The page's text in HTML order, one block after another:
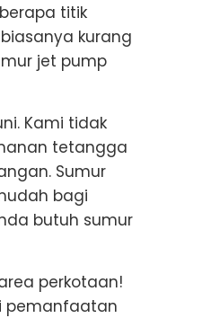
titik
kurang
jet pump
Kami tidak
tetangga
Sumur
bagi
butuh sumur
perkotaan!
pemanfaatan